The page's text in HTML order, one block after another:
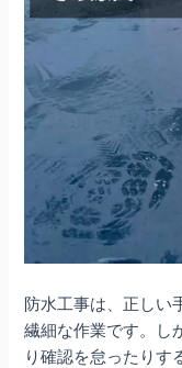
防水工事は、正しい
繊細な作業です。し
り確認を怠ったりす